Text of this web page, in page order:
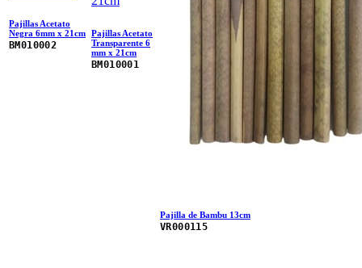
Pajillas Acetato
Negra 6mm x 21cm
BM010002
Pajillas Acetato
Transparente 6
mm x 21cm
BM010001
Pajilla de Bambu 13cm
VR000115